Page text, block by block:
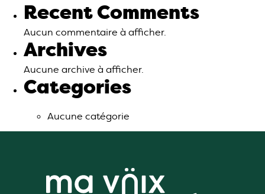
Recent Comments
Aucun commentaire à afficher.
Archives
Aucune archive à afficher.
Categories
Aucune catégorie